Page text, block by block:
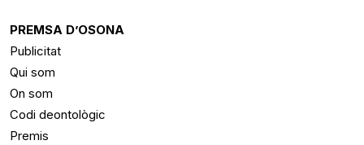
PREMSA D’OSONA
Publicitat
Qui som
On som
Codi deontològic
Premis